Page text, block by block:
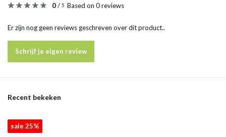
0/ 5 Based on 0 reviews
Er zijn nog geen reviews geschreven over dit product..
Schrijf je eigen review
Recent bekeken
sale 25%